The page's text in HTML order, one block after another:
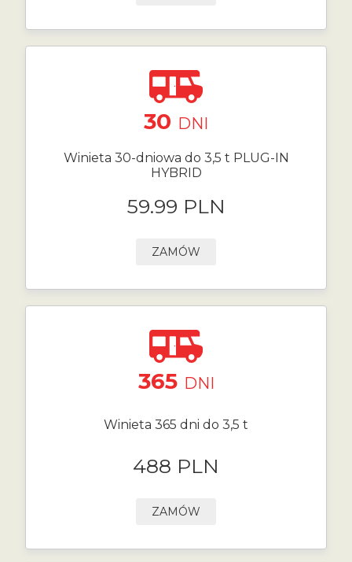
30 DNI
Winieta 30-dniowa do 3,5 t PLUG-IN
HYBRID
59.99 PLN
ZAMÓW
365 DNI
Winieta 365 dni do 3,5 t
488 PLN
ZAMÓW